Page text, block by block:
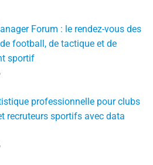
Forum : le rendez-vous des
football, de tactique et de
sportif
professionnelle pour clubs
recruteurs sportifs avec data